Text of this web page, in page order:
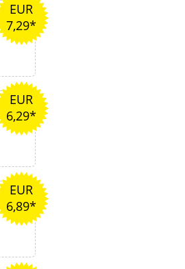
EUR
7,29*
EUR
6,29*
EUR
6,89*